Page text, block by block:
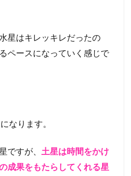
星はキレッキレだったの
ペースになっていく感じで
になります。
ですが、 土星は時間をかけ
成果をもたらしてくれる星